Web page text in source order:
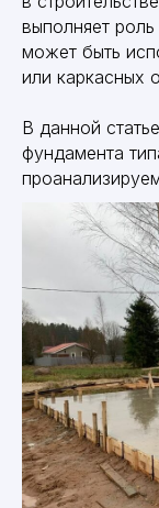
выполняет
может быть
или каркасных
В данной
фундамента